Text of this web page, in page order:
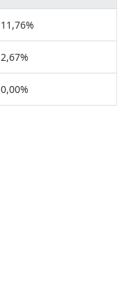
11,76%
2,67%
0,00%